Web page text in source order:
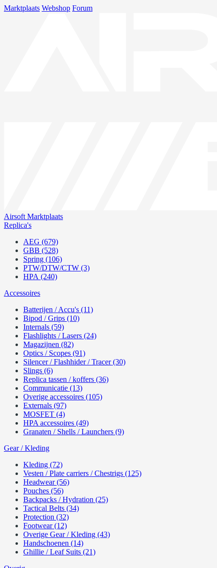
Marktplaats Webshop Forum
Airsoft Marktplaats
Replica's
AEG (679)
GBB (528)
Spring (106)
PTW/DTW/CTW (3)
HPA (240)
Accessoires
Batterijen / Accu's (11)
Bipod / Grips (10)
Internals (59)
Flashlights / Lasers (24)
Magazijnen (82)
Optics / Scopes (91)
Silencer / Flashhider / Tracer (30)
Slings (6)
Replica tassen / koffers (36)
Communicatie (13)
Overige accessoires (105)
Externals (97)
MOSFET (4)
HPA accessoires (49)
Granaten / Shells / Launchers (9)
Gear / Kleding
Kleding (72)
Vesten / Plate carriers / Chestrigs (125)
Headwear (56)
Pouches (56)
Backpacks / Hydration (25)
Tactical Belts (34)
Protection (32)
Footwear (12)
Overige Gear / Kleding (43)
Handschoenen (14)
Ghillie / Leaf Suits (21)